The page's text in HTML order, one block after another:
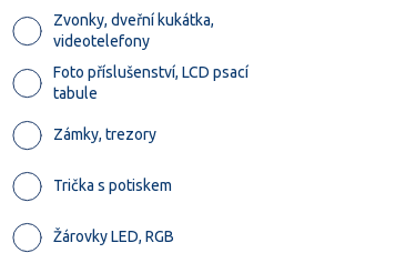
Zvonky, dveřní kukátka,
videotelefony
Foto příslušenství, LCD psací
tabule
Zámky, trezory
Trička s potiskem
Žárovky LED, RGB